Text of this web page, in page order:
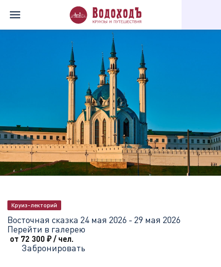
Круиз-лекторий
Восточная сказка 24 мая 2026 - 29 мая 2026
Перейти в галерею
от 72 300 ₽/ чел.
Забронировать